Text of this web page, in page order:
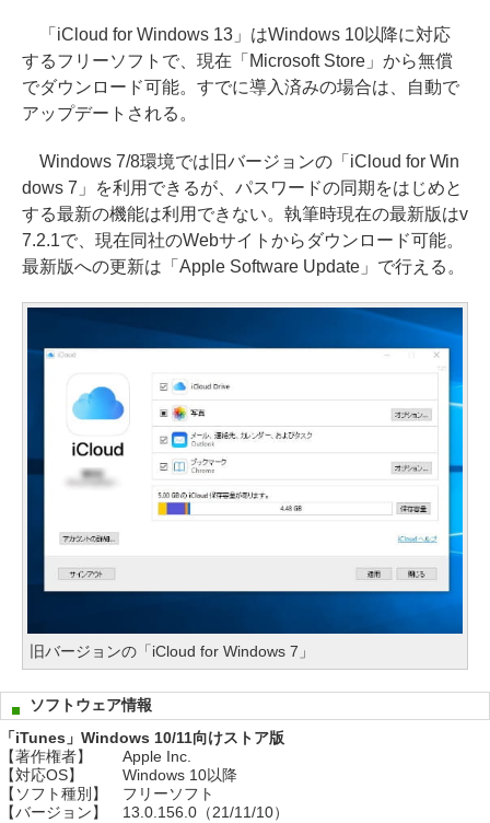
「iCloud for Windows 13」はWindows 10以降に対応
するフリーソフトで、現在「Microsoft Store」から無償
でダウンロード可能。すでに導入済みの場合は、自動で
アップデートされる。
Windows 7/8環境では旧バージョンの「iCloud for Win
dows 7」を利用できるが、パスワードの同期をはじめと
する最新の機能は利用できない。執筆時現在の最新版はv
7.2.1で、現在同社のWebサイトからダウンロード可能。
最新版への更新は「Apple Software Update」で行える。
旧バージョンの「iCloud for Windows 7」
ソフトウェア情報
「iTunes」Windows 10/11向けストア版
【著作権者】
Apple Inc.
【対応OS】
Windows 10以降
【ソフト種別】
フリーソフト
【バージョン】
13.0.156.0（21/11/10）